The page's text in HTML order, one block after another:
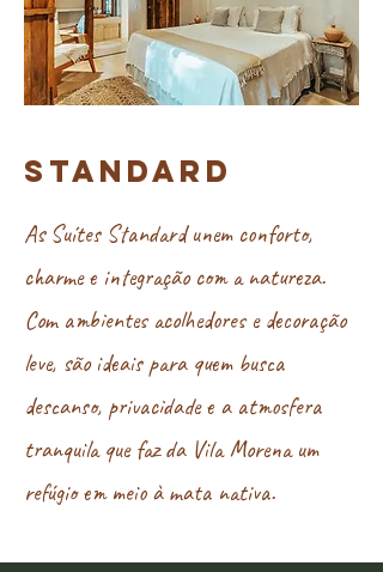
STANDARD
As Suítes Standard unem conforto,
charme e integração com a natureza.
Com ambientes acolhedores e decoração
leve, são ideais para quem busca
descanso, privacidade e a atmosfera
tranquila que faz da Vila Morena um
refúgio em meio à mata nativa.